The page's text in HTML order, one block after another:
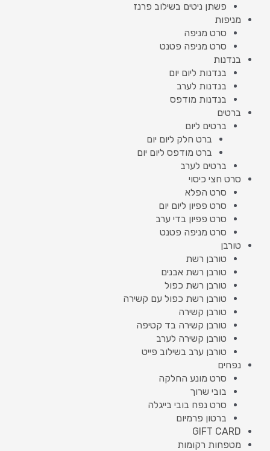
פשתן ניטים בשילוב פרנז
מניפות
סרט מניפה
סרט מניפה פטנט
בנדנות
בנדנות ליום יום
בנדנות לערב
בנדנות מודפס
ברטים
ברטים ליום
ברט חלק ליום יום
ברט מודפס ליום יום
ברטים לערב
סרט חצי כיסוי
סרט הפלא
סרט פפיון ליום יום
סרט פפיון בדי ערב
סרט מניפה פטנט
טורבן
טורבן רשת
טורבן רשת אבנים
טורבן רשת כפול
טורבן רשת כפול עם קשירה
טורבן קשירה
טורבן קשירה בד קטיפה
טורבן קשירה לערב
טורבן ערב בשילוב פייט
נפחים
סרט מונע החלקה
בובי שרוך
סרט נפח בובי בייגלה
ברטון פרמיום
GIFT CARD
מטפחות רקומות